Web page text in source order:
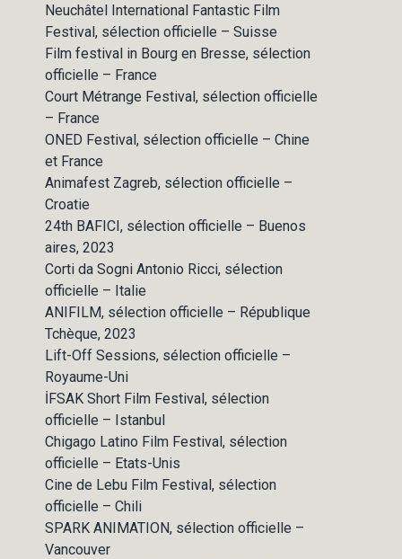
Neuchâtel International Fantastic Film
Festival, sélection officielle – Suisse
Film festival in Bourg en Bresse, sélection
officielle – France
Court Métrange Festival, sélection officielle
– France
ONED Festival, sélection officielle – Chine
et France
Animafest Zagreb, sélection officielle –
Croatie
24th BAFICI, sélection officielle – Buenos
aires, 2023
Corti da Sogni Antonio Ricci, sélection
officielle – Italie
ANIFILM, sélection officielle – République
Tchèque, 2023
Lift-Off Sessions, sélection officielle –
Royaume-Uni
İFSAK Short Film Festival, sélection
officielle – Istanbul
Chigago Latino Film Festival, sélection
officielle – Etats-Unis
Cine de Lebu Film Festival, sélection
officielle – Chili
SPARK ANIMATION, sélection officielle –
Vancouver